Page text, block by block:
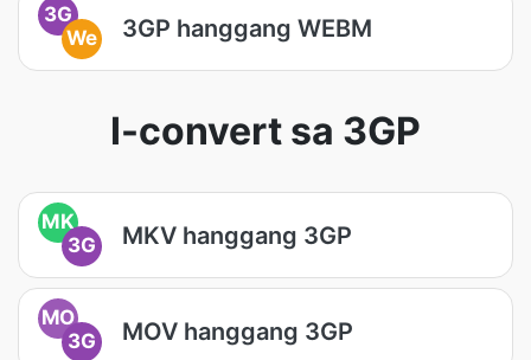
3G
We
3GP hanggang WEBM
I-convert sa 3GP
MK
3G
MKV hanggang 3GP
MO
3G
MOV hanggang 3GP